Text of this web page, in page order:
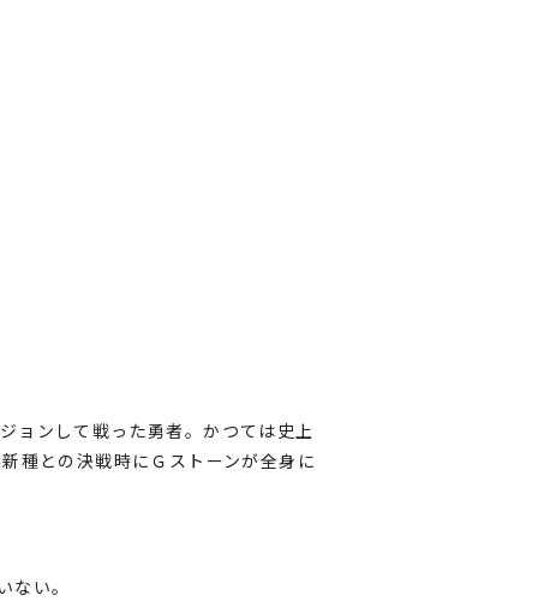
ョンして戦った勇者。かつては史上
種との決戦時にＧストーンが全身に
い。